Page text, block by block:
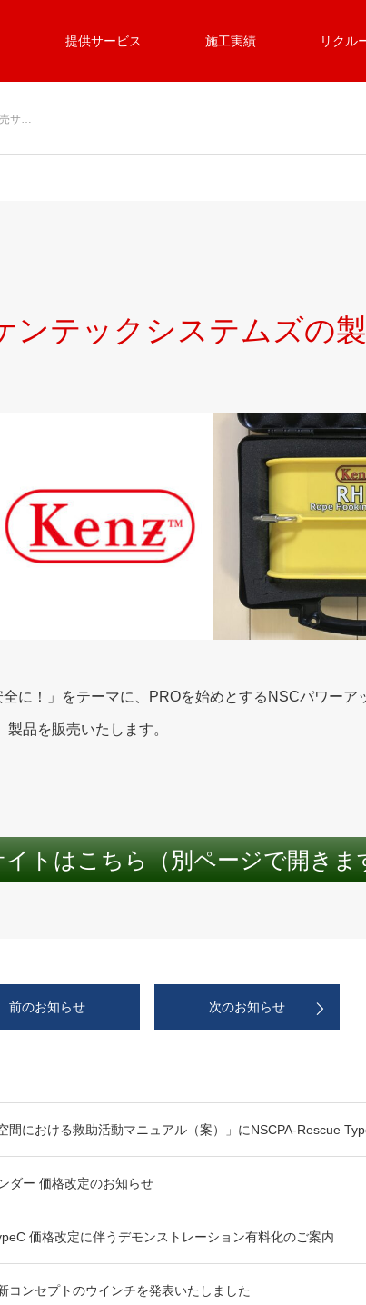
提供サービス 施工実績 リクル
売サ…
ンテックシステムズの
に！」をテーマに、PROを始めとするNSCパワー
品を販売いたします。
イトはこちら（別ページで開きま
前のお知らせ 次のお知らせ
間における救助活動マニュアル（案）」にNSCPA-Rescue
ダー 価格改定のお知らせ
価格改定に伴うデモンストレーション有料化のご案内
コンセプトのウインチを発表いたしました